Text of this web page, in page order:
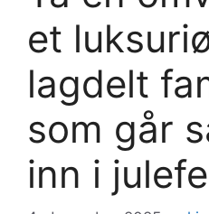
et
lagdelt
som går
inn i